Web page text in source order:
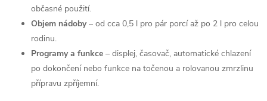
občasné použití.
Objem nádoby– od cca 0,5 l pro pár porcí až po 2 l pro celou
rodinu.
Programy a funkce – displej, časovač, automatické chlazení
po dokončení nebo funkce na točenou a rolovanou zmrzlinu
přípravu zpříjemní.